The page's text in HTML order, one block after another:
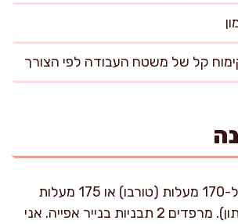
קל של משטח העבודה לפי הצורך
מחממים תנור ל-170 מעלות (טורבו) או 175 מעלות
(חום עליון-תחתון). מרפדים 2 תבניות בנייר אפייה. אני